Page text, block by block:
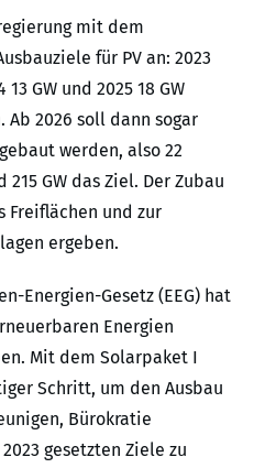
mit dem
für PV an: 2023
GW und 2025 18 GW
2026 soll dann sogar
werden, also 22
215 GW das Ziel. Der Zubau
Freiflächen und zur
ergeben.
Energien-Gesetz (EEG) hat
Energien
Mit dem Solarpaket I
Schritt, um den Ausbau
Bürokratie
gesetzten Ziele zu